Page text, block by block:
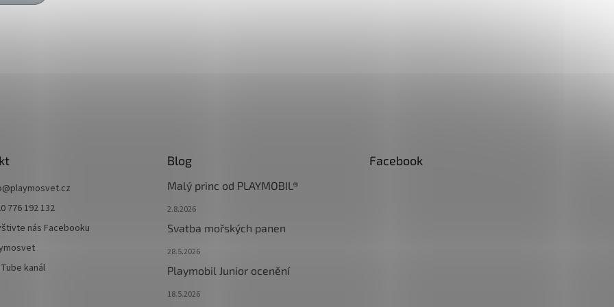
@playmosvet.cz
776 192 132
nás Facebooku
kanál
Blog
Malý princ od PLAYMOBIL®
2.8.2026
Svatba mořských panen
28.5.2026
Playmobil Junior ocenění
18.5.2026
Facebook